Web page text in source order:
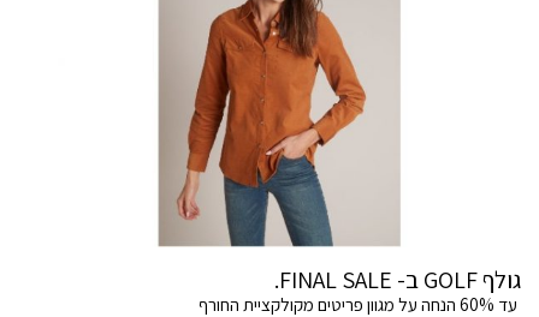
גולף GOLF ב- FINAL SALE.
עד 60% הנחה על מגוון פריטים מקולקציית החורף